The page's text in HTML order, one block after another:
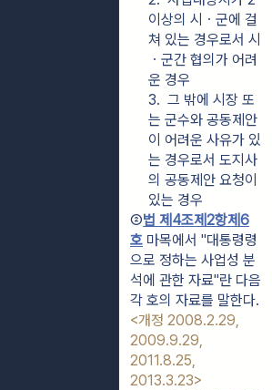
이상의 시ㆍ군에 걸
쳐 있는 경우로서 시
ㆍ군간 협의가 어려
운 경우
3.  그 밖에 시장 또
는 군수와 공동제안
이 어려운 사유가 있
는 경우로서 도지사
의 공동제안 요청이
있는 경우
②법 제4조제2항제6
호 마목에서 "대통령령
으로 정하는 사업성 분
석에 관한 자료"란 다음
<개정 2008.2.29,
2009.9.29,
2011.8.25,
2013.3.23>